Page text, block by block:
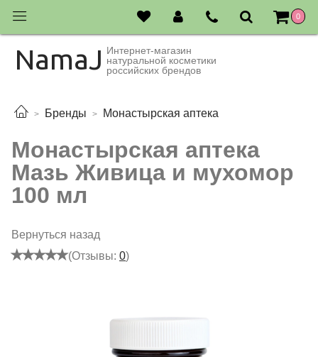
0
NamaJ Интернет-магазин
натуральной косметики
российских брендов
Бренды Монастырская аптека
Монастырская аптека
Мазь Живица и мухомор
100 мл
Вернуться назад
(Отзывы: 0)